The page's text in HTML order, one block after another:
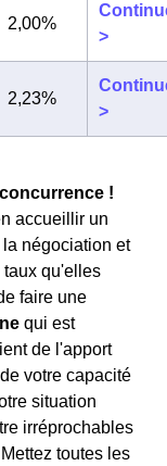
2,00%
>
2,23%
>
!
accueillir un
négociation et
taux qu'elles
faire une
qui est
de l'apport
votre capacité
situation
irréprochables
toutes les